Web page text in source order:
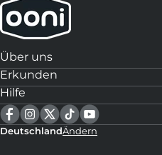
Über uns
Erkunden
Hilfe
DeutschlandÄndern